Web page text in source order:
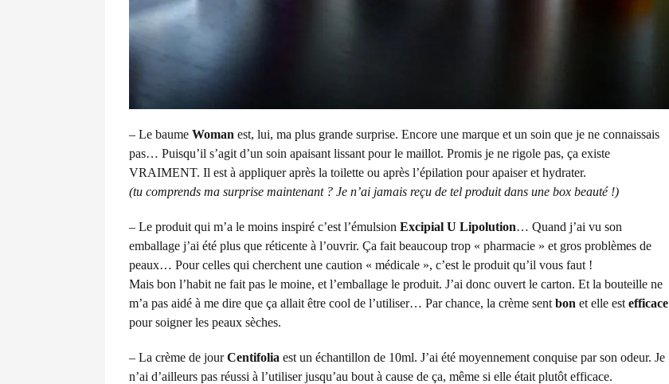
– Le baume Woman est, lui, ma plus grande surprise. Encore une marque et un soin que je ne connaissais
pas… Puisqu’il s’agit d’un soin apaisant lissant pour le maillot. Promis je ne rigole pas, ça existe
VRAIMENT. Il est à appliquer après la toilette ou après l’épilation pour apaiser et hydrater.
(tu comprends ma surprise maintenant ? Je n’ai jamais reçu de tel produit dans une box beauté !)
– Le produit qui m’a le moins inspiré c’est l’émulsion Excipial U Lipolution… Quand j’ai vu son
emballage j’ai été plus que réticente à l’ouvrir. Ça fait beaucoup trop « pharmacie » et gros problèmes de
peaux… Pour celles qui cherchent une caution « médicale », c’est le produit qu’il vous faut !
Mais bon l’habit ne fait pas le moine, et l’emballage le produit. J’ai donc ouvert le carton. Et la bouteille ne
m’a pas aidé à me dire que ça allait être cool de l’utiliser… Par chance, la crème sent bon et elle est efficace
pour soigner les peaux sèches.
– La crème de jourCentifolia est un échantillon de 10ml. J’ai été moyennement conquise par son odeur. Je
n’ai d’ailleurs pas réussi à l’utiliser jusqu’au bout à cause de ça, même si elle était plutôt efficace.